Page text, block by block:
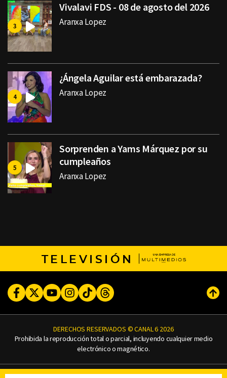
Vivalavi FDS - 08 de agosto del 2026
Aranxa Lopez
¿Ángela Aguilar está embarazada?
Aranxa Lopez
Sorprenden a Yams Márquez por su
cumpleaños
Aranxa Lopez
TELEVISIÓN
FacebookTwitterYoutubeInstagram
TikTokThreads
DERECHOS RESERVADOS © CANAL 6 2026
Prohibida la reproducción total o parcial, incluyendo cualquier medio
electrónico o magnético.